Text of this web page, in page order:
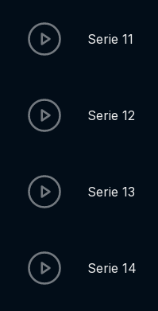
Serie 11
Serie 12
Serie 13
Serie 14